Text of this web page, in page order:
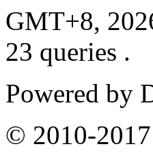
GMT+8,
23 queries .
Powered by
© 2010-